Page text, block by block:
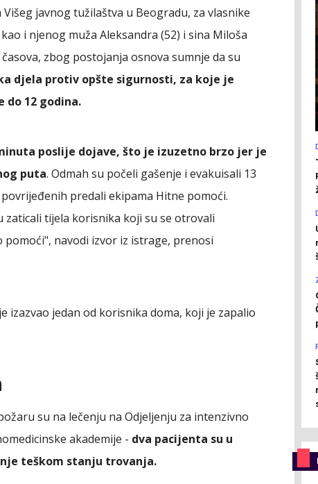
javnog tužilaštva u Beogradu, za vlasnike
i njenog muža Aleksandra (52) i sina Miloša
zbog postojanja osnova sumnje da su
djela protiv opšte sigurnosti, za koje je
do 12 godina.
poslije dojave, što je izuzetno brzo jer je
puta. Odmah su počeli gašenje i evakuisali 13
predali ekipama Hitne pomoći.
tijela korisnika koji su se otrovali
pomoći", navodi izvor iz istrage, prenosi
izazvao jedan od korisnika doma, koji je zapalio
su na lečenju na Odjeljenju za intenzivno
akademije - dva pacijenta su u
teškom stanju trovanja.